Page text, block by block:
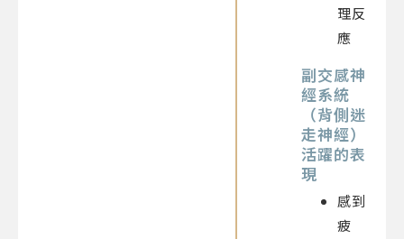
理反
應
副交感神
經系統
（背側迷
走神經）
活躍的表
現
感到
疲